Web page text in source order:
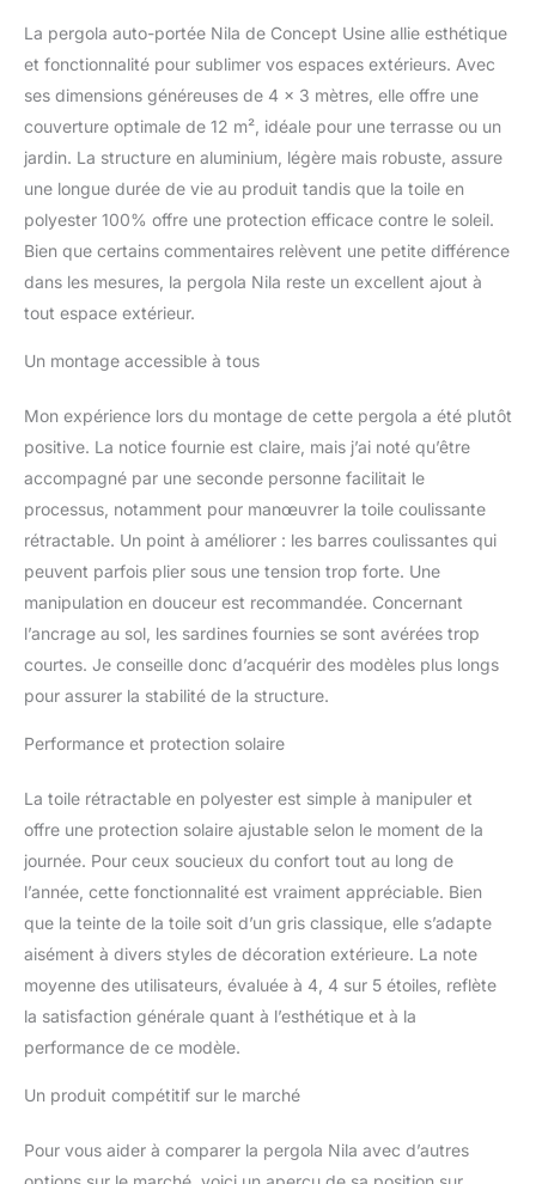
idéale pour préserver
l'esthétique de votre
extérieur sans rouille.
Modularité de l'Ombrage
par Toile Coulissante : Le
mécanisme horizontal à
cordes permet de
rétracter ou de déployer
la toile supérieure en
quelques secondes. Ce
système fluide vous
d'ensoleillement de votre
la journée. Protection
Solaire Haute Densité
toile de couverture
supérieure est fabriquée
en $100%$ polyester
dense. Elle filtre
efficacement les rayons
zone d'ombre fraîche,
protégeant vos convives
et votre mobilier de jardin
Surface de Vie de 12 m2
des dimensions hors-
cette tonnelle de jardin
couvre une surface
idéale pour abriter un
salon de jardin complet
ou une table de repas
jusqu'à 8 personnes.
Stabilité Renforcée et
carrés robustes et larges,
fixations et d'une
La pergola auto-portée Nila de Concept Usine allie esthétique
et fonctionnalité pour sublimer vos espaces extérieurs. Avec
ses dimensions généreuses de 4 x 3 mètres, elle offre une
couverture optimale de 12 m², idéale pour une terrasse ou un
jardin. La structure en aluminium, légère mais robuste, assure
une longue durée de vie au produit tandis que la toile en
polyester 100% offre une protection efficace contre le soleil.
Bien que certains commentaires relèvent une petite différence
dans les mesures, la pergola Nila reste un excellent ajout à
tout espace extérieur.
Un montage accessible à tous
Mon expérience lors du montage de cette pergola a été plutôt
positive. La notice fournie est claire, mais j’ai noté qu’être
accompagné par une seconde personne facilitait le
processus, notamment pour manœuvrer la toile coulissante
rétractable. Un point à améliorer : les barres coulissantes qui
peuvent parfois plier sous une tension trop forte. Une
manipulation en douceur est recommandée. Concernant
l’ancrage au sol, les sardines fournies se sont avérées trop
courtes. Je conseille donc d’acquérir des modèles plus longs
pour assurer la stabilité de la structure.
Performance et protection solaire
La toile rétractable en polyester est simple à manipuler et
offre une protection solaire ajustable selon le moment de la
journée. Pour ceux soucieux du confort tout au long de
l’année, cette fonctionnalité est vraiment appréciable. Bien
que la teinte de la toile soit d’un gris classique, elle s’adapte
aisément à divers styles de décoration extérieure. La note
moyenne des utilisateurs, évaluée à 4, 4 sur 5 étoiles, reflète
la satisfaction générale quant à l’esthétique et à la
performance de ce modèle.
Un produit compétitif sur le marché
Pour vous aider à comparer la pergola Nila avec d’autres